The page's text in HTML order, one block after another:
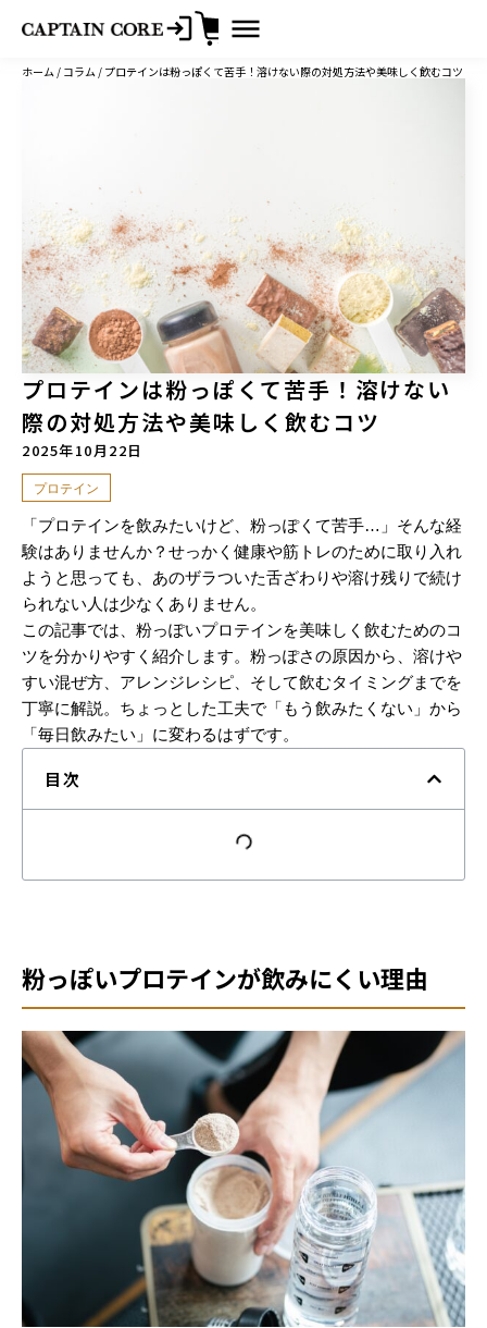
ッ
プ
ホーム / コラム / プロテインは粉っぽくて苦手！溶けない際の対処方法や美味しく飲むコツ
プロテインは粉っぽくて苦手！溶けない
際の対処方法や美味しく飲むコツ
2025年10月22日
プロテイン
「プロテインを飲みたいけど、粉っぽくて苦手…」そんな経
験はありませんか？せっかく健康や筋トレのために取り入れ
ようと思っても、あのザラついた舌ざわりや溶け残りで続け
られない人は少なくありません。
この記事では、粉っぽいプロテインを美味しく飲むためのコ
ツを分かりやすく紹介します。粉っぽさの原因から、溶けや
すい混ぜ方、アレンジレシピ、そして飲むタイミングまでを
丁寧に解説。ちょっとした工夫で「もう飲みたくない」から
「毎日飲みたい」に変わるはずです。
目次
粉っぽいプロテインが飲みにくい理由